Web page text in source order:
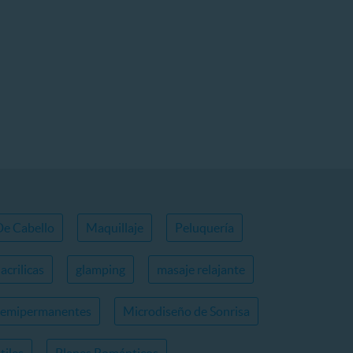
Cabello Maquillaje Peluquería
glamping masaje relajante
Microdiseño de Sonrisa